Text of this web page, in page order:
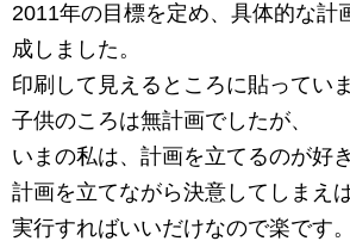
2011年の目標を定め、具体的な計
成しました。
印刷して見えるところに貼っていま
子供のころは無計画でしたが、
いまの私は、計画を立てるのが好
計画を立てながら決意してしまえ
実行すればいいだけなので楽です。